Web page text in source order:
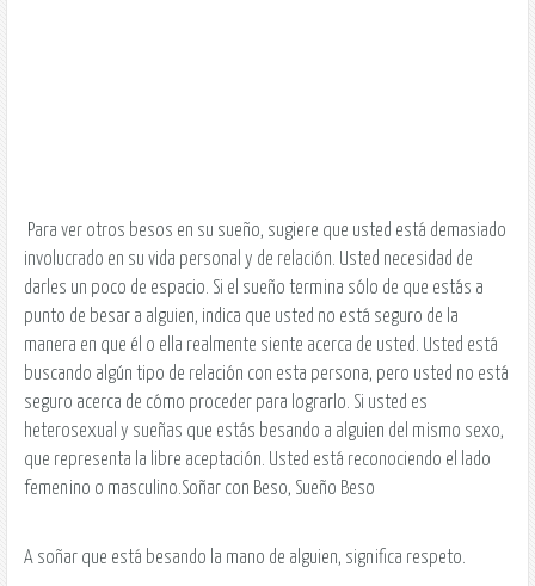
Para ver otros besos en su sueño, sugiere que usted está demasiado
involucrado en su vida personal y de relación. Usted necesidad de
darles un poco de espacio. Si el sueño termina sólo de que estás a
punto de besar a alguien, indica que usted no está seguro de la
manera en que él o ella realmente siente acerca de usted. Usted está
buscando algún tipo de relación con esta persona, pero usted no está
seguro acerca de cómo proceder para lograrlo. Si usted es
heterosexual y sueñas que estás besando a alguien del mismo sexo,
que representa la libre aceptación. Usted está reconociendo el lado
femenino o masculino.Soñar con Beso, Sueño Beso
A soñar que está besando la mano de alguien, significa respeto.